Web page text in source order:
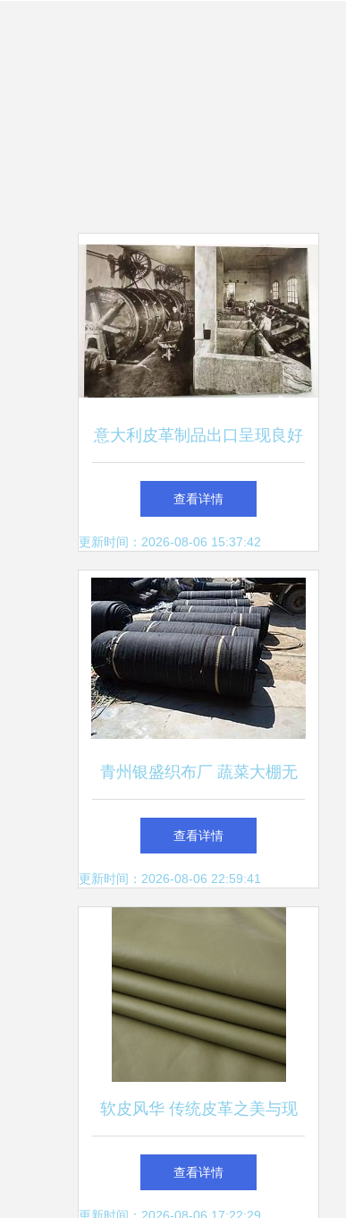
意大利皮革制品出口呈现良好
发展势头，工艺与创新引领全
球市场
查看详情
更新时间：2026-08-06 15:37:42
青州银盛织布厂 蔬菜大棚无
纺布助力山东高效农业
查看详情
更新时间：2026-08-06 22:59:41
软皮风华 传统皮革之美与现
代设计之韵
查看详情